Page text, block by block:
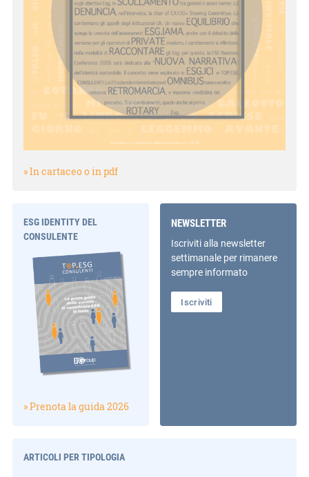
» In cartaceo o in pdf
ESG IDENTITY DEL
CONSULENTE
» Prenota la guida 2026
NEWSLETTER
Iscriviti alla newsletter
settimanale per rimanere
sempre informato
Iscriviti
ARTICOLI PER TIPOLOGIA